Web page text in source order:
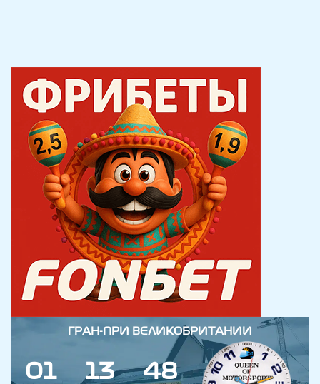
ГРАН-ПРИ ВЕЛИКОБРИТАНИИ
01 13 48